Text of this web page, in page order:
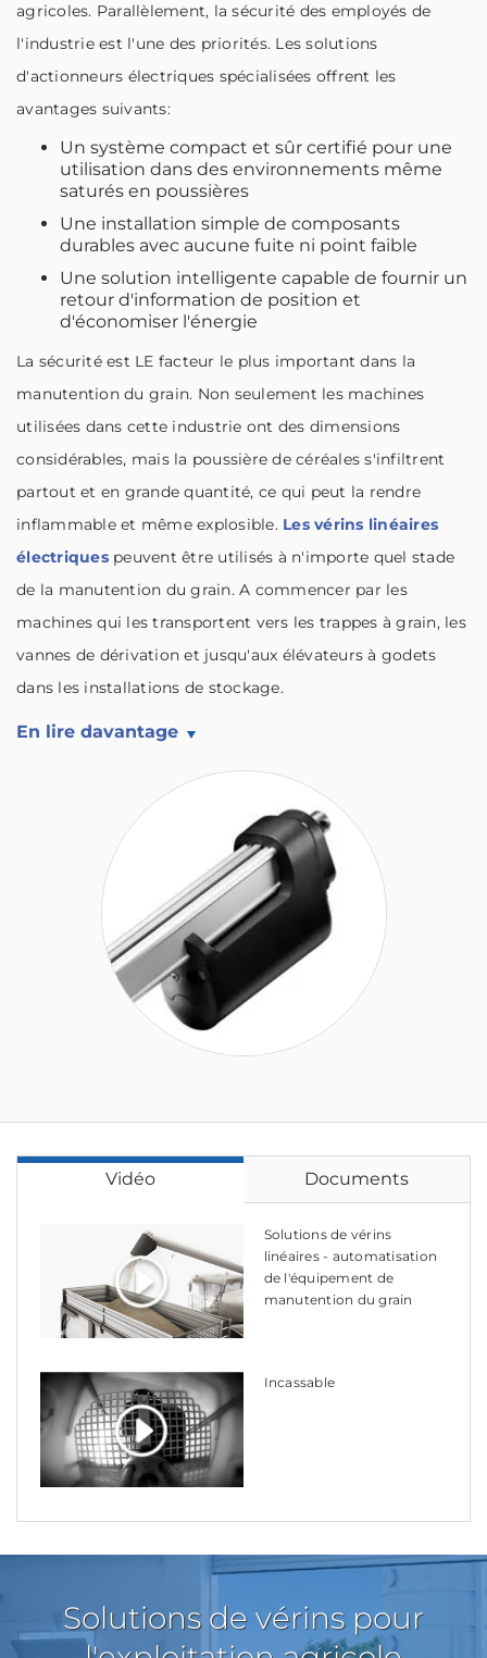
agricoles. Parallèlement, la sécurité des employés de
l'industrie est l'une des priorités. Les solutions
d'actionneurs électriques spécialisées offrent les
avantages suivants:
Un système compact et sûr certifié pour une
utilisation dans des environnements même
saturés en poussières
Une installation simple de composants
durables avec aucune fuite ni point faible
Une solution intelligente capable de fournir un
retour d'information de position et
d'économiser l'énergie
La sécurité est LE facteur le plus important dans la
manutention du grain. Non seulement les machines
utilisées dans cette industrie ont des dimensions
considérables, mais la poussière de céréales s'infiltrent
partout et en grande quantité, ce qui peut la rendre
inflammable et même explosible. Les vérins linéaires
électriquespeuvent être utilisés à n'importe quel stade
de la manutention du grain. A commencer par les
machines qui les transportent vers les trappes à grain, les
vannes de dérivation et jusqu'aux élévateurs à godets
dans les installations de stockage.
En lire davantage
Vidéo Documents
Solutions de vérins
linéaires - automatisation
de l'équipement de
manutention du grain
Incassable
Solutions de vérins pour